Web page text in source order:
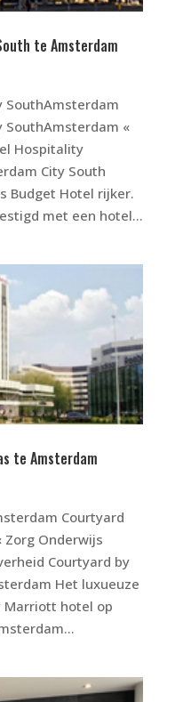
te Amsterdam
SouthAmsterdam
SouthAmsterdam «
Hospitality
City South
Budget Hotel rijker.
met een hotel...
te Amsterdam
Courtyard
Onderwijs
Courtyard by
Het luxueuze
Marriott hotel op